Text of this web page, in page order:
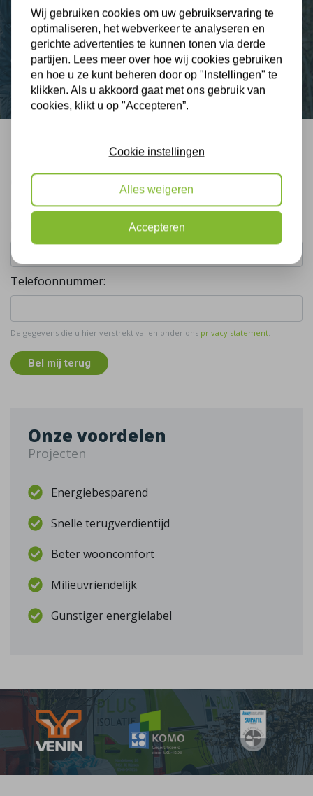
Nieuws
Contact
Bel mij terug
Gratis, vrijblijvend advies
Telefoonnummer:
De gegevens die u hier verstrekt vallen onder ons privacy statement.
Bel mij terug
Onze voordelen
Projecten
Energiebesparend
Snelle terugverdientijd
Beter wooncomfort
Milieuvriendelijk
Gunstiger energielabel
Wij gebruiken cookies om uw gebruikservaring te
optimaliseren, het webverkeer te analyseren en
gerichte advertenties te kunnen tonen via derde
partijen. Lees meer over hoe wij cookies gebruiken
en hoe u ze kunt beheren door op "Instellingen" te
klikken. Als u akkoord gaat met ons gebruik van
cookies, klikt u op "Accepteren”.
Cookie instellingen
Alles weigeren
Accepteren